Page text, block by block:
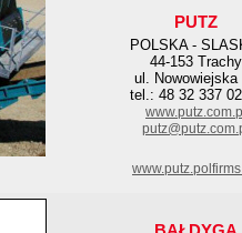
PUTZ
POLSKA -
44-153 Trachy
ul. Nowowiejska
tel.: 48 32 337